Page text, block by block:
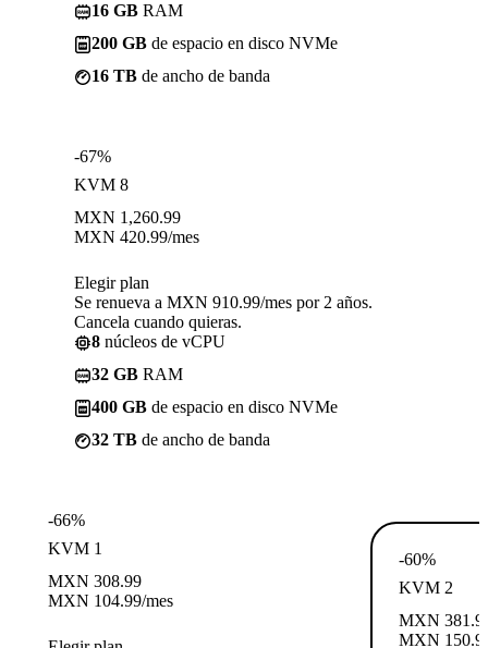
16 GB RAM
200 GB de espacio en disco NVMe
16 TB de ancho de banda
-67%
KVM 8
MXN 1,260.99
MXN 420.99/mes
Elegir plan
Se renueva a MXN 910.99/mes por 2 años.
Cancela cuando quieras.
8 núcleos de vCPU
32 GB RAM
400 GB de espacio en disco NVMe
32 TB de ancho de banda
-66%
KVM 1
MXN 308.99
MXN 104.99/mes
-60%
KVM 2
MXN
MXN